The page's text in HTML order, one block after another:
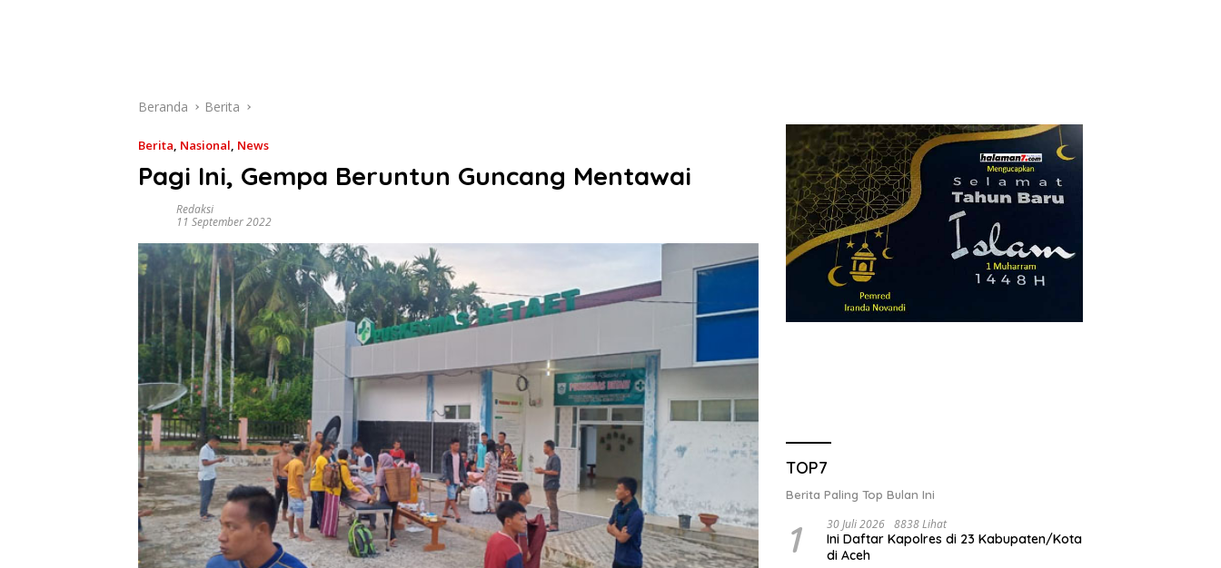
Beranda Berita
Berita, Nasional, News
Pagi Ini, Gempa Beruntun Guncang Mentawai
Redaksi
11 September 2022
TOP7
Berita Paling Top Bulan Ini
1 30 Juli 2026 8838 Lihat
Ini Daftar Kapolres di 23 Kabupaten/Kota
di Aceh